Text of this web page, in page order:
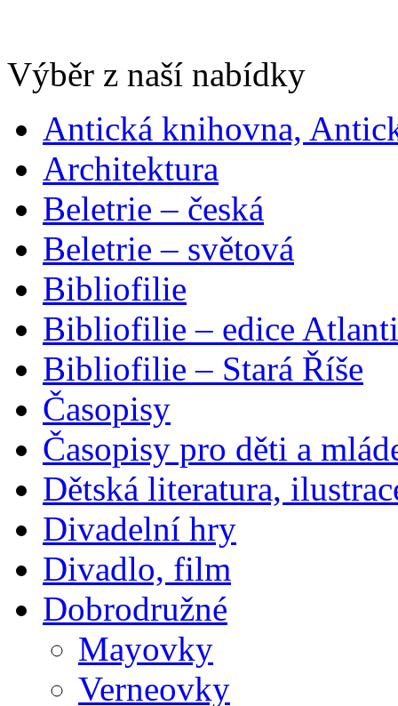
Výběr z naší nabídky
Antická knihovna,
Architektura
Beletrie – česká
Beletrie – světová
Bibliofilie
Bibliofilie – edice
Bibliofilie – Stará Říše
Časopisy
Časopisy pro děti a
Dětská literatura,
Divadelní hry
Divadlo, film
Dobrodružné
Mayovky
Verneovky